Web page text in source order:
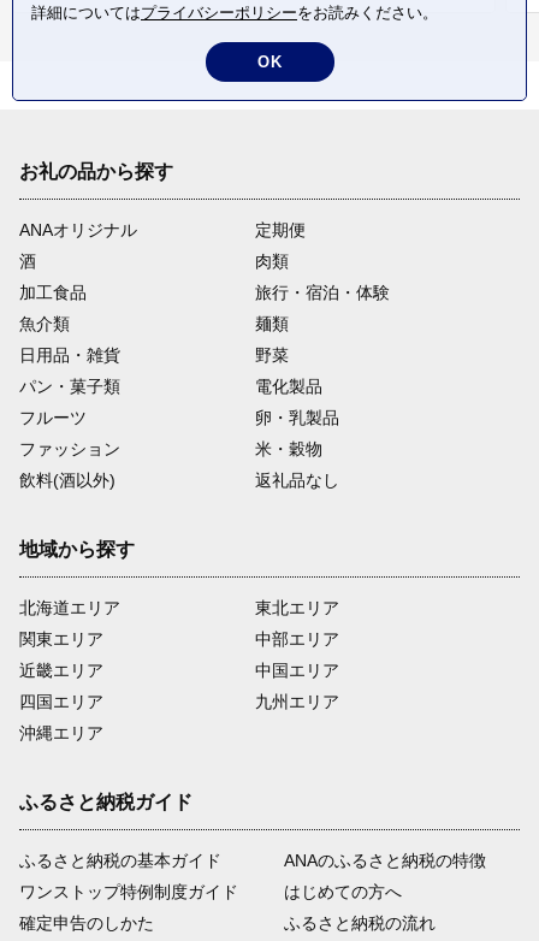
お礼の品から探す
ANAオリジナル
定期便
酒
肉類
加工食品
旅行・宿泊・体験
魚介類
麺類
日用品・雑貨
野菜
パン・菓子類
電化製品
フルーツ
卵・乳製品
ファッション
米・穀物
飲料(酒以外)
返礼品なし
地域から探す
北海道エリア
関東エリア
近畿エリア
四国エリア
沖縄エリア
東北エリア
中部エリア
中国エリア
九州エリア
ふるさと納税ガイド
ふるさと納税の基本ガイド
ワンストップ特例制度ガイド
確定申告のしかた
ANAのふるさと納税の特徴
はじめての方へ
ふるさと納税の流れ
詳細についてはプライバシーポリシーをお読みください。
OK